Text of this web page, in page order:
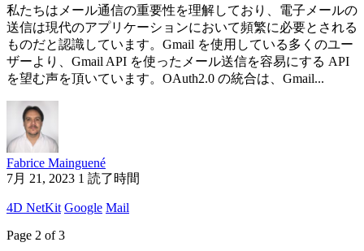
私たちはメール通信の重要性を理解しており、電子メールの
送信は現代のアプリケーションにおいて頻繁に必要とされる
ものだと認識しています。Gmail を使用している多くのユー
ザーより、Gmail API を使ったメール送信を容易にする API
を望む声を頂いています。OAuth2.0 の統合は、Gmail...
Fabrice Mainguené
7月 21, 2023 1 読了時間
4D NetKit Google Mail
Page 2 of 3